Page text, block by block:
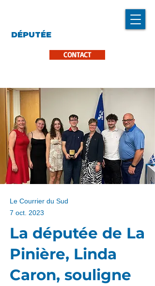
CONTACT
DÉPUTÉE
Le Courrier du Sud
7 oct. 2023
La députée de La
Pinière, Linda
Caron, souligne